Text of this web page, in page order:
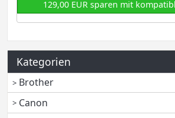
129,00 EUR sparen mit
Kategorien
Brother
Canon